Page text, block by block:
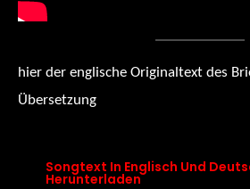
hier der englische Originaltext des
Übersetzung
Songtext In Englisch Und
Herunterladen